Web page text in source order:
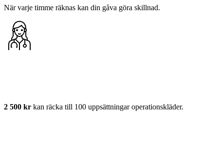
När varje timme räknas kan din gåva göra skillnad.
2 500 kr kan räcka till 100 uppsättningar operationskläder.